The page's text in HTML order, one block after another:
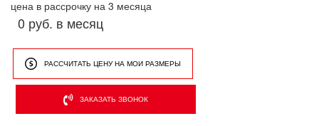
цена в рассрочку на 3 месяца
0 руб. в месяц
РАССЧИТАТЬ ЦЕНУ НА МОИ РАЗМЕРЫ
ЗАКАЗАТЬ ЗВОНОК